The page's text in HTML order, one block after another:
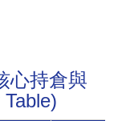
心持倉與